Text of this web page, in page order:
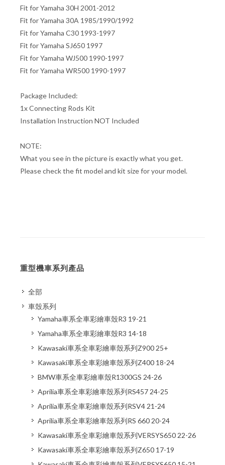
Fit for Yamaha 30H 2001-2012
Fit for Yamaha 30A 1985/1990/1992
Fit for Yamaha C30 1993-1997
Fit for Yamaha SJ650 1997
Fit for Yamaha WJ500 1990-1997
Fit for Yamaha WR500 1990-1997
Package Included:
1x Connecting Rods Kit
Installation Instruction NOT Included
NOTE:
What you see in the picture is exactly what you get.
Please check the fit model and kit size for your model.
重型機車系列產品
全部
車殼系列
Yamaha車系全車彩繪車殼R3 19-21
Yamaha車系全車彩繪車殼R3 14-18
Kawasaki車系全車彩繪車殼系列Z900 25+
Kawasaki車系全車彩繪車殼系列Z400 18-24
BMW車系全車彩繪車殼R1300GS 24-26
Aprilia車系全車彩繪車殼系列RS457 24-25
Aprilia車系全車彩繪車殼系列RSV4 21-24
Aprilia車系全車彩繪車殼系列RS 660 20-24
Kawasaki車系全車彩繪車殼系列VERSYS650 22-26
Kawasaki車系全車彩繪車殼系列Z650 17-19